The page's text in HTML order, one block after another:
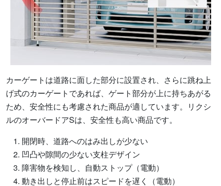
カーゲートは道路に面した部分に設置され、さらに跳ね上
げ式のカーゲートであれば、ゲート部分が上に持ちあがる
ため、安全性にも考慮された商品が適しています。リクシ
ルのオーバードアSは、安全性も高い商品です。
開閉時、道路へのはみ出しが少ない
凹凸や隙間の少ない支柱デザイン
障害物を検知し、自動ストップ（電動）
動き出しと停止前はスピードを遅く（電動）